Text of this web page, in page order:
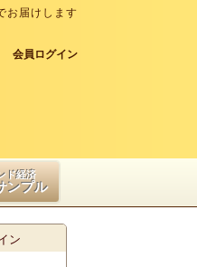
お届けします
会員ログイン
ド経済
ンプル
ン